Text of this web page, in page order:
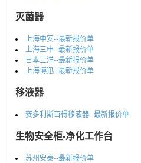
灭菌器
上海申安--最新报价单
上海三申--最新报价单
日本三洋--最新报价单
上海博迅--最新报价单
移液器
赛多利斯百得移液器--最新报价单
生物安全柜-净化工作台
苏州安泰--最新报价单